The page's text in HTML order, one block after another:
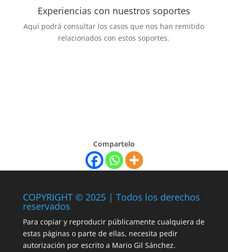
Experiencias con nuestros soportes
Aquí podrá consultar los casos que nos han remitido
relacionados con estos soportes.
Compartelo
COPYRIGHT © 2025 | Todos los derechos
reservados
Para copiar y reproducir públicamente cualquiera de
estas páginas o parte de ellas, necesita pedir
autorización por escrito a Mario Gil Sánchez.